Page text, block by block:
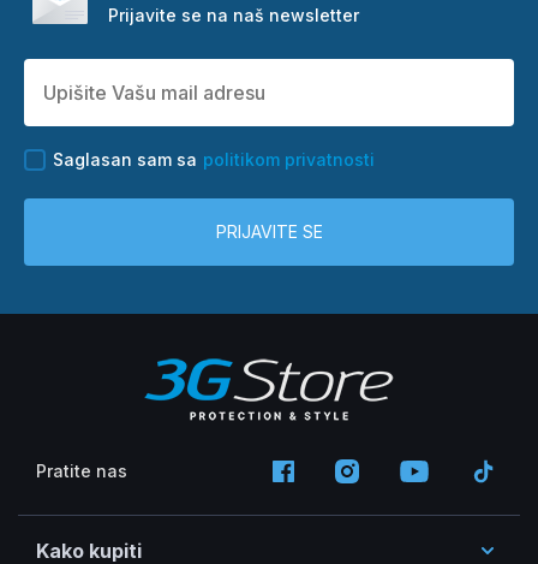
Prijavite se na naš newsletter
Saglasan sam sa politikom privatnosti
PRIJAVITE SE
Pratite nas
Kako kupiti